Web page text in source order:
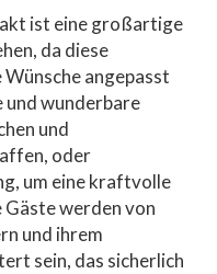
ist eine großartige
da diese
angepasst
und wunderbare
und
oder
um eine kraftvolle
Gäste werden von
und ihrem
sein, das sicherlich